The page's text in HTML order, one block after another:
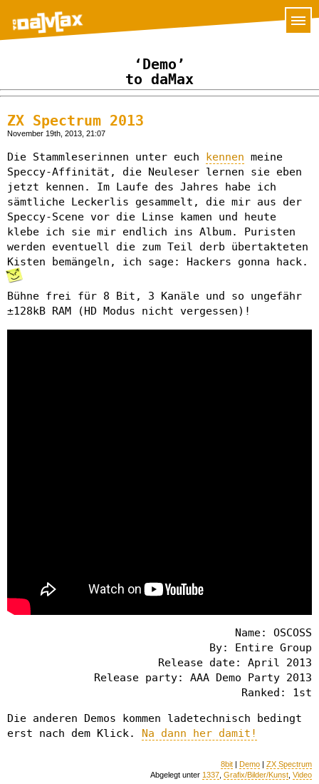
‘Demo’
to daMax
ZX Spectrum 2013
November 19th, 2013, 21:07
Die Stammleserinnen unter euch kennen meine
Speccy-Affinität, die Neuleser lernen sie eben
jetzt kennen. Im Laufe des Jahres habe ich
sämtliche Leckerlis gesammelt, die mir aus der
Speccy-Scene vor die Linse kamen und heute
klebe ich sie mir endlich ins Album. Puristen
werden eventuell die zum Teil derb übertakteten
Kisten bemängeln, ich sage: Hackers gonna hack.
Bühne frei für 8 Bit, 3 Kanäle und so ungefähr
±128kB RAM (HD Modus nicht vergessen)!
Name: OSCOSS
By: Entire Group
Release date: April 2013
Release party: AAA Demo Party 2013
Ranked: 1st
Die anderen Demos kommen ladetechnisch bedingt
erst nach dem Klick. Na dann her damit!
8bit | Demo | ZX Spectrum
Abgelegt unter 1337 Grafix/Bilder/Kunst Video